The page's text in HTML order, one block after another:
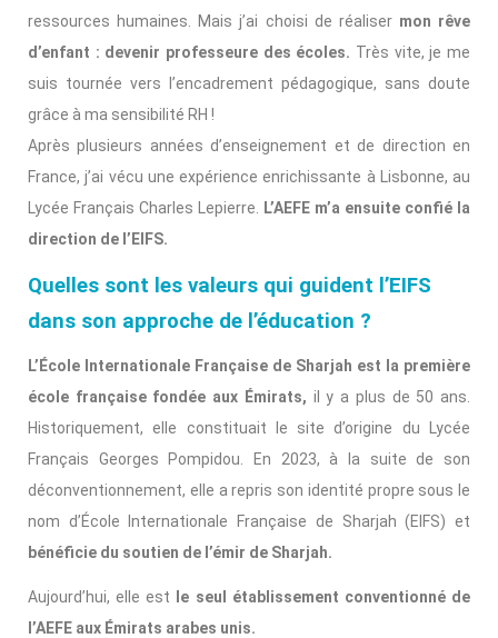
ressources humaines. Mais j’ai choisi de réaliser mon rêve
d’enfant : devenir professeure des écoles. Très vite, je me
suis tournée vers l’encadrement pédagogique, sans doute
grâce à ma sensibilité RH !
Après plusieurs années d’enseignement et de direction en
France, j’ai vécu une expérience enrichissante à Lisbonne, au
Lycée Français Charles Lepierre. L’AEFE m’a ensuite confié la
direction de l’EIFS.
Quelles sont les valeurs qui guident l’EIFS
dans son approche de l’éducation ?
L’École Internationale Française de Sharjah est la première
école française fondée aux Émirats, il y a plus de 50 ans.
Historiquement, elle constituait le site d’origine du Lycée
Français Georges Pompidou. En 2023, à la suite de son
déconventionnement, elle a repris son identité propre sous le
nom d’École Internationale Française de Sharjah (EIFS) et
bénéficie du soutien de l’émir de Sharjah.
Aujourd’hui, elle est le seul établissement conventionné de
l’AEFE aux Émirats arabes unis.